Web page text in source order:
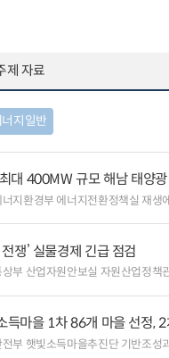
제 자료
너지일반
대 400MW 규모 해남 태양
너지환경부 에너지전환정책실 재생
전쟁’ 실물경제 긴급 점검
상부 산업자원안보실 자원산업정책
득마을 1차 86개 마을 선정,
부 햇빛소득마을추진단 기반조성